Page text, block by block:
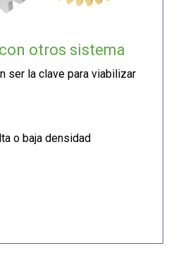
otros sistema
ser la clave para viabilizar
o baja densidad